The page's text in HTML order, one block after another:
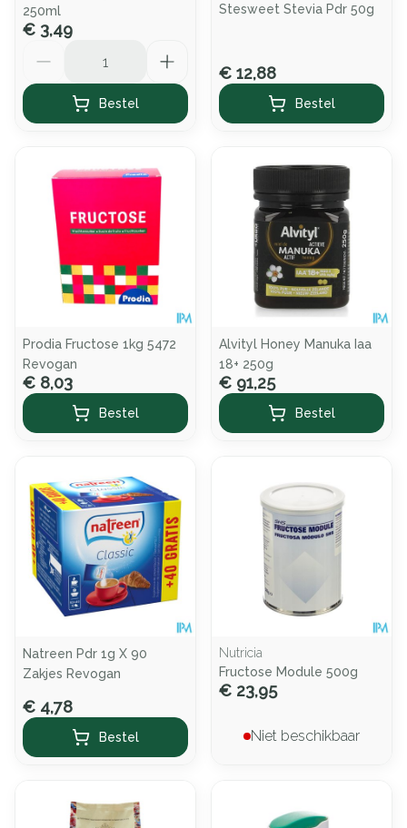
250ml
€ 3,49
Bestel
Stesweet Stevia Pdr 50g
€ 12,88
Bestel
Prodia Fructose 1kg 5472
Revogan
€ 8,03
Bestel
Alvityl Honey Manuka Iaa
18+ 250g
€ 91,25
Bestel
Natreen Pdr 1g X 90
Zakjes Revogan
€ 4,78
Bestel
Nutricia
Fructose Module 500g
€ 23,95
Niet beschikbaar